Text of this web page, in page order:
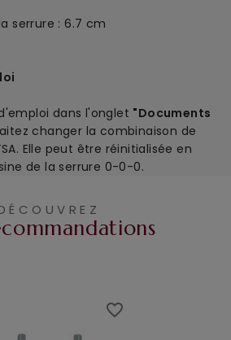
serrure : 6.7 cm
dans l'onglet "Documents
changer la combinaison de
Elle peut être réinitialisée en
de la serrure 0-0-0.
favorite_border